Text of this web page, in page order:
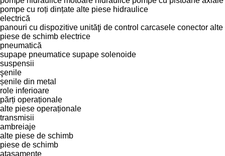
pompe cu roți dințate alte piese hidraulice
electrică
panouri cu dispozitive unităţi de control carcasele conector alte
piese de schimb electrice
pneumatică
supape pneumatice supape solenoide
suspensii
şenile
șenile din metal
role inferioare
părți operaționale
alte piese operaționale
transmisii
ambreiaje
alte piese de schimb
piese de schimb
ataşamente